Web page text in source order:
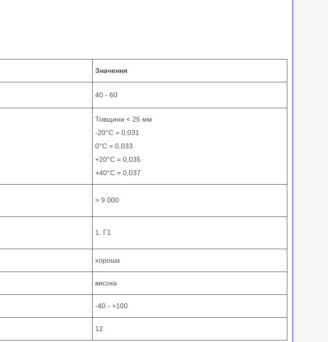
Значення
40 - 60
Товщини < 25 мм
-20°С = 0,031
0°С = 0,033
+20°С = 0,035
+40°С = 0,037
> 9 000
1, Г1
хороша
висока
-40 - +100
12